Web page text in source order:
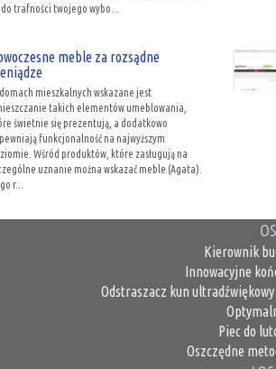
do trafności twojego wybo...
meble za rozsądne
mieszkalnych wskazane jest
takich elementów umeblowania,
świetnie się prezentują, a dodatkowo
funkcjonalność na najwyższym
Wśród produktów, które zasługują na
uznanie można wskazać meble (Agata).
r...
Kierownik
Innowacyjne
Odstraszacz kun
Piec do
Oszczędne